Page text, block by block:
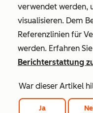
verwendet werden,
visualisieren. Dem
Referenzlinien für
werden. Erfahren
Berichterstattung
War dieser Artikel
Ja